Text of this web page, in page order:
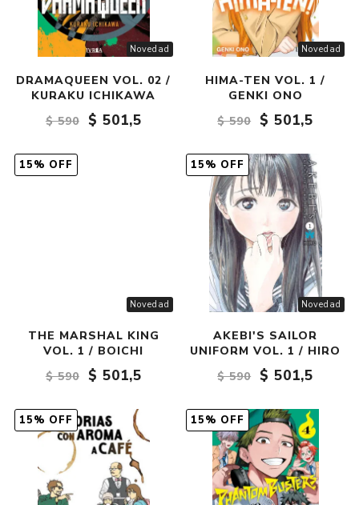
Novedad
DRAMAQUEEN VOL. 02 /
KURAKU ICHIKAWA
$ 590
$ 501,5
Novedad
HIMA-TEN VOL. 1 /
GENKI ONO
$ 590
$ 501,5
Novedad
15% OFF
THE MARSHAL KING
VOL. 1 / BOICHI
$ 590
$ 501,5
Novedad
15% OFF
AKEBI'S SAILOR
UNIFORM VOL. 1 / HIRO
$ 590
$ 501,5
15% OFF 15% OFF